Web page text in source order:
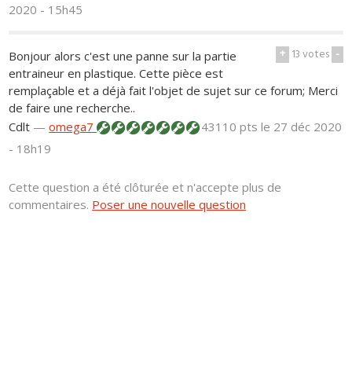
2020 - 15h45
+ 13votes -
Bonjour alors c'est une panne sur la partie
entraineur en plastique. Cette pièce est
remplaçable et a déjà fait l'objet de sujet sur ce forum; Merci
de faire une recherche..
Cdlt —omega7 43110 ptsle 27 déc 2020
- 18h19
Cette question a été clôturée et n'accepte plus de
commentaires. Poser une nouvelle question